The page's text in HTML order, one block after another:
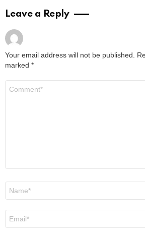
Leave a Reply
Your email address will not be published.
marked *